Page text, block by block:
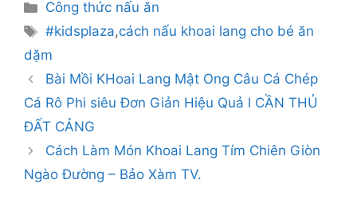
Danh
mục
Công thức nấu ăn
Thẻ
#kidsplaza,cách nấu khoai lang cho bé ăn
dặm
Bài Mồi KHoai Lang Mật Ong Câu Cá Chép
Cá Rô Phi siêu Đơn Giản Hiệu Quả l CẦN THỦ
ĐẤT CẢNG
Cách Làm Món Khoai Lang Tím Chiên Giòn
Ngào Đường – Bảo Xàm TV.